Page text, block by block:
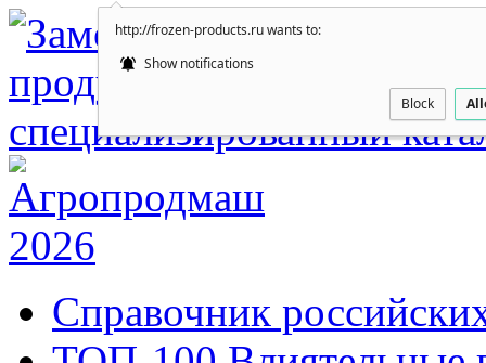
http://frozen-products.ru wants to:
Show notifications
Block
Справочник